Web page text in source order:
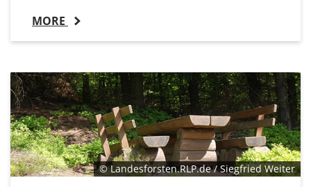
MORE
© Landesforsten.RLP.de / Siegfried Weiter